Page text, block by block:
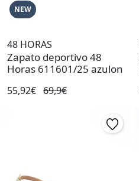
NEW
48 HORAS
Zapato deportivo 48
Horas 611601/25 azulon
55,92€ 69,9€